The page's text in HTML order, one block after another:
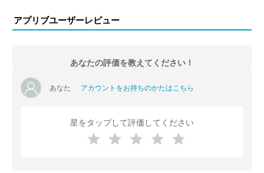
アプリブユーザーレビュー
あなたの評価を教えてください！
あなた アカウントをお持ちのかたはこちら
星をタップして評価してください